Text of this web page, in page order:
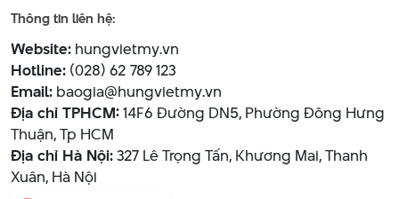
Thông tin liên hệ:
Website: hungvietmy.vn
Hotline: (028) 62 789 123
Email: baogia@hungvietmy.vn
Địa chỉ TPHCM:14F6 Đường DN5, Phường Đông Hưng
Thuận, Tp HCM
Địa chỉ Hà Nội:327 Lê Trọng Tấn, Khương Mai, Thanh
Xuân, Hà Nội